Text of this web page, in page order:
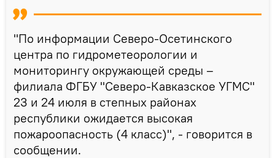
"По информации Северо-Осетинского
центра по гидрометеорологии и
мониторингу окружающей среды –
филиала ФГБУ "Северо-Кавказское УГМС"
23 и 24 июля в степных районах
республики ожидается высокая
пожароопасность (4 класс)", - говорится в
сообщении.